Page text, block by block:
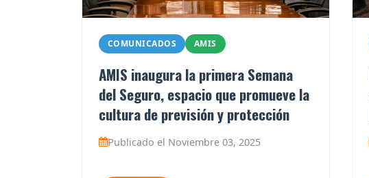
COMUNICADOS AMIS
AMIS inaugura la primera Semana
del Seguro, espacio que promueve la
cultura de previsión y protección
Publicado el Noviembre 03, 2025